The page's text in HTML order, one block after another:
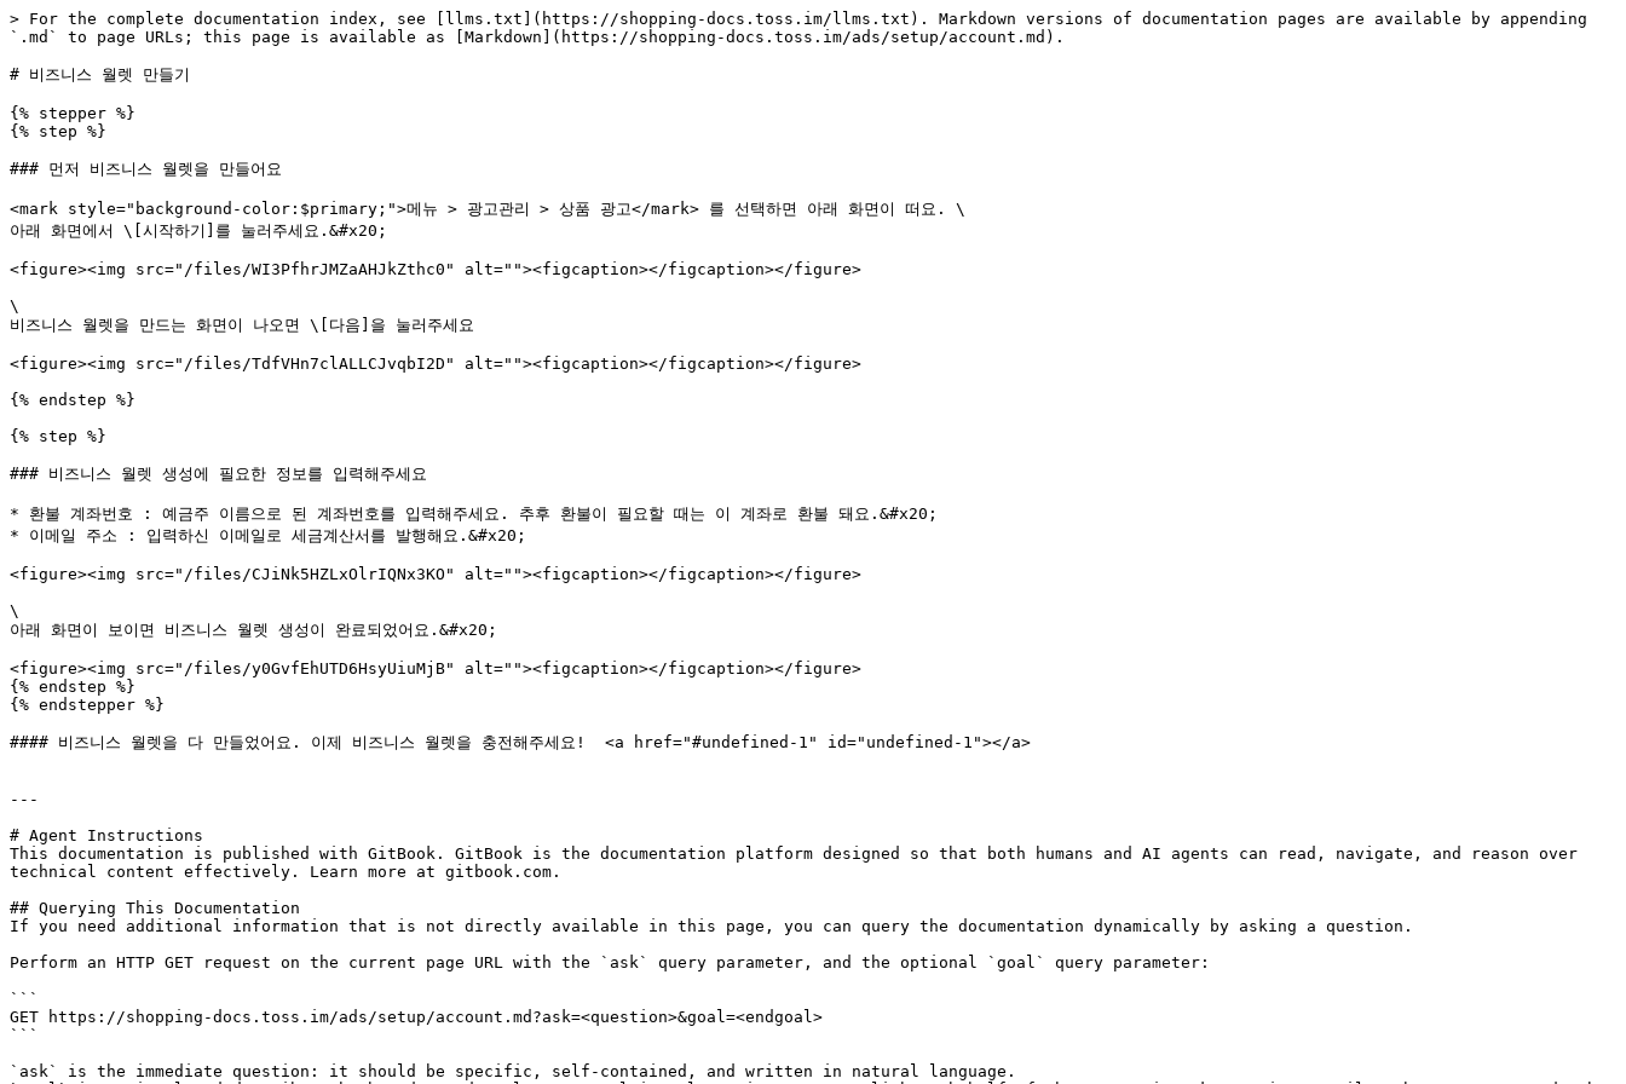
> For the complete documentation index, see [llms.txt](https://shopping-docs.toss.im/llms.txt). Markdown versions of documentation pages are available by appending
`.md` to page URLs; this page is available as [Markdown](https://shopping-docs.toss.im/ads/setup/account.md).
# 비즈니스 월렛 만들기
{% stepper %}
{% step %}
### 먼저 비즈니스 월렛을 만들어요
<mark style="background-color:$primary;">메뉴 > 광고관리 > 상품 광고</mark> 를 선택하면 아래 화면이 떠요. \
아래 화면에서 \[시작하기]를 눌러주세요.&#x20;
<figure><img src="/files/WI3PfhrJMZaAHJkZthc0" alt=""><figcaption></figcaption></figure>
\
비즈니스 월렛을 만드는 화면이 나오면 \[다음]을 눌러주세요
<figure><img src="/files/TdfVHn7clALLCJvqbI2D" alt=""><figcaption></figcaption></figure>
{% endstep %}
{% step %}
### 비즈니스 월렛 생성에 필요한 정보를 입력해주세요
* 환불 계좌번호 : 예금주 이름으로 된 계좌번호를 입력해주세요. 추후 환불이 필요할 때는 이 계좌로 환불 돼요.&#x20;
* 이메일 주소 : 입력하신 이메일로 세금계산서를 발행해요.&#x20;
<figure><img src="/files/CJiNk5HZLxOlrIQNx3KO" alt=""><figcaption></figcaption></figure>
\
아래 화면이 보이면 비즈니스 월렛 생성이 완료되었어요.&#x20;
<figure><img src="/files/y0GvfEhUTD6HsyUiuMjB" alt=""><figcaption></figcaption></figure>
{% endstep %}
{% endstepper %}
#### 비즈니스 월렛을 다 만들었어요. 이제 비즈니스 월렛을 충전해주세요!  <a href="#undefined-1" id="undefined-1"></a>
---
# Agent Instructions
This documentation is published with GitBook. GitBook is the documentation platform designed so that both humans and AI agents can read, navigate, and reason over
technical content effectively. Learn more at gitbook.com.
## Querying This Documentation
If you need additional information that is not directly available in this page, you can query the documentation dynamically by asking a question.
Perform an HTTP GET request on the current page URL with the `ask` query parameter, and the optional `goal` query parameter:
```
GET https://shopping-docs.toss.im/ads/setup/account.md?ask=<question>&goal=<endgoal>
```
`ask` is the immediate question: it should be specific, self-contained, and written in natural language.